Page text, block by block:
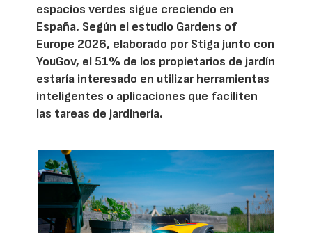
espacios verdes sigue creciendo en
España. Según el estudio Gardens of
Europe 2026, elaborado por Stiga junto con
YouGov, el 51% de los propietarios de jardín
estaría interesado en utilizar herramientas
inteligentes o aplicaciones que faciliten
las tareas de jardinería.